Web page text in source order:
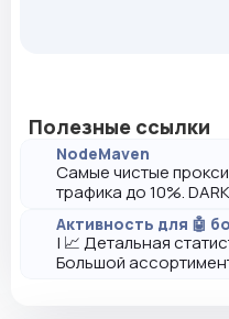
Полезные ссылки
NodeMaven
Самые чистые
трафика до 10%.
Активность для 🤖
| 📈 Детальная
Большой